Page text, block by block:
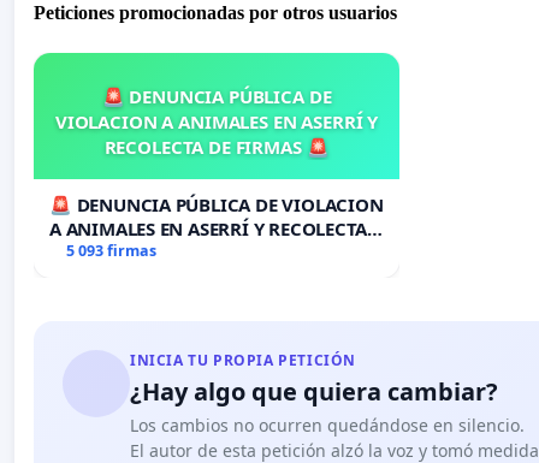
Peticiones promocionadas por otros usuarios
🚨 DENUNCIA PÚBLICA DE
VIOLACION A ANIMALES EN ASERRÍ Y
RECOLECTA DE FIRMAS 🚨
🚨 DENUNCIA PÚBLICA DE VIOLACION
A ANIMALES EN ASERRÍ Y RECOLECTA
DE FIRMAS 🚨
5 093 firmas
INICIA TU PROPIA PETICIÓN
¿Hay algo que quiera cambiar?
Los cambios no ocurren quedándose en silencio.
El autor de esta petición alzó la voz y tomó